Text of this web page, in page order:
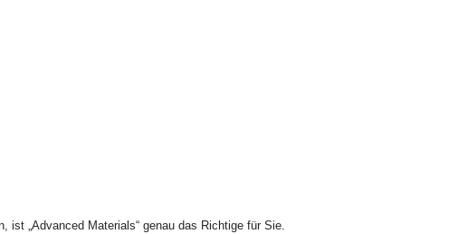
ist „Advanced Materials“ genau das Richtige für Sie.